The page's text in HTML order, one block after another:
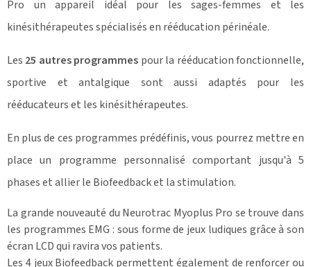
Pro un appareil idéal pour les sages-femmes et les
kinésithérapeutes spécialisés en rééducation périnéale.
Les 25 autres programmes pour la rééducation fonctionnelle,
sportive et antalgique sont aussi adaptés pour les
rééducateurs et les kinésithérapeutes.
En plus de ces programmes prédéfinis, vous pourrez mettre en
place un programme personnalisé comportant jusqu'à 5
phases et allier le Biofeedback et la stimulation.
La grande nouveauté du Neurotrac Myoplus Pro se trouve dans
les programmes EMG : sous forme de jeux ludiques grâce à son
écran LCD qui ravira vos patients.
Les 4 jeux Biofeedback permettent également de renforcer ou